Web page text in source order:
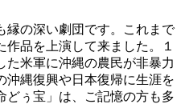
縁の深い劇団です。これまで
品を上演して来ました。１
た米軍に沖縄の農民が非暴力
沖縄復興や日本復帰に生涯を
どぅ宝」は、ご記憶の方も多